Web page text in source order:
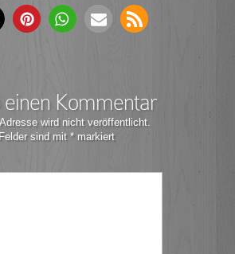
einen Kommentar
wird nicht veröffentlicht.
sind mit* markiert